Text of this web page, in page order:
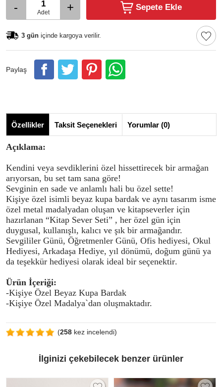
- Adet + Sepete Ekle
3 gün içinde kargoya verilir.
Paylaş
Özellikler Taksit Seçenekleri Yorumlar (0)
Açıklama:
Kendini veya sevdiklerini özel hissettirecek bir armağan
arıyorsan, bu set tam sana göre!
Sevginin en sade ve anlamlı hali bu özel sette!
Kişiye özel isimli beyaz kupa bardak ve aynı tasarım isme
özel metal madalyadan oluşan ve kitapseverler için
hazırlanan “Kitap Sever Seti” , her özel gün için
duygusal, kullanışlı, kalıcı ve şık bir armağandır.
Sevgililer Günü, Öğretmenler Günü, Ofis hediyesi, Okul
Hediyesi, Arkadaşa Hediye, yıl dönümü, doğum günü ya
da teşekkür hediyesi olarak ideal bir seçenektir.
Ürün İçeriği:
-Kişiye Özel Beyaz Kupa Bardak
-Kişiye Özel Madalya`dan oluşmaktadır.
(258 kez incelendi)
İlginizi çekebilecek benzer ürünler